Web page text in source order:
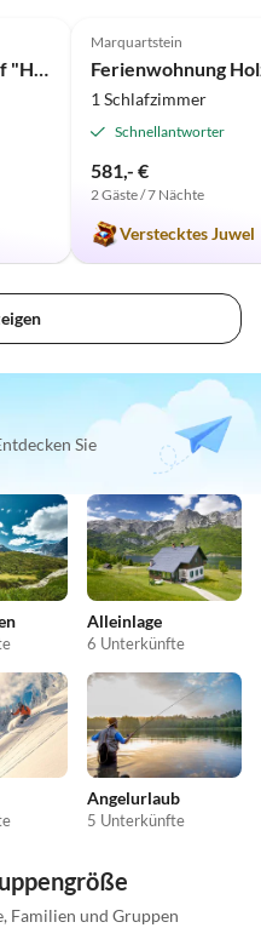
Marquartstein
1 Schlafzimmer
Schnellantworter
581,- €
2 Gäste / 7 Nächte
Verstecktes Juwel
Sie
Alleinlage
6 Unterkünfte
Angelurlaub
5 Unterkünfte
Familien und Gruppen